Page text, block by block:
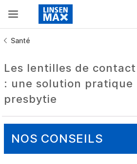
Santé
Les lentilles de
: une solution pratique
presbytie
NOS CONSEILS